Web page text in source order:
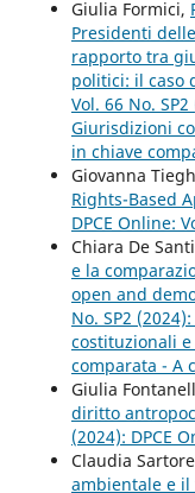
Giulia Formici,
Presidenti
rapporto tra
politici: il caso
Vol. 66 No. SP2
Giurisdizioni
in chiave
Giovanna
Rights-Based
DPCE Online:
Chiara De
e la
open and
No. SP2
costituzionali
comparata - A
Giulia
diritto
(2024): DPCE
Claudia
ambientale e